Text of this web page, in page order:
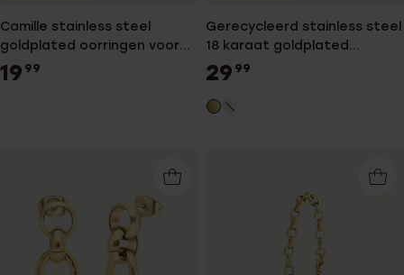
Camille stainless steel
goldplated oorringen voor
dames
19 99
Gerecycleerd stainless steel
18 karaat goldplated
armband modeste
29 99